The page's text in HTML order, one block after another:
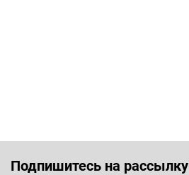
Подпишитесь на рассылку